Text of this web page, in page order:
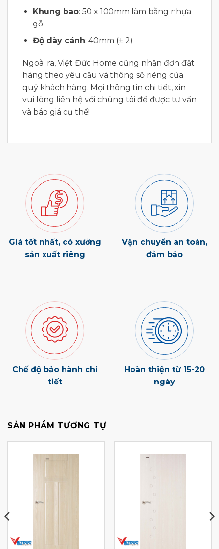
Khung bao: 50 x 100mm làm bằng nhựa
gỗ
Độ dày cánh: 40mm (± 2)
Ngoài ra, Việt Đức Home cũng nhận đơn đặt
hàng theo yêu cầu và thông số riêng của
quý khách hàng. Mọi thông tin chi tiết, xin
vui lòng liên hệ với chúng tôi để được tư vấn
và báo giá cụ thể!
Giá tốt nhất, có xưởng
sản xuất riêng
Vận chuyển an toàn,
đảm bảo
Chế độ bảo hành chi
tiết
Hoàn thiện từ 15-20
ngày
SẢN PHẨM TƯƠNG TỰ